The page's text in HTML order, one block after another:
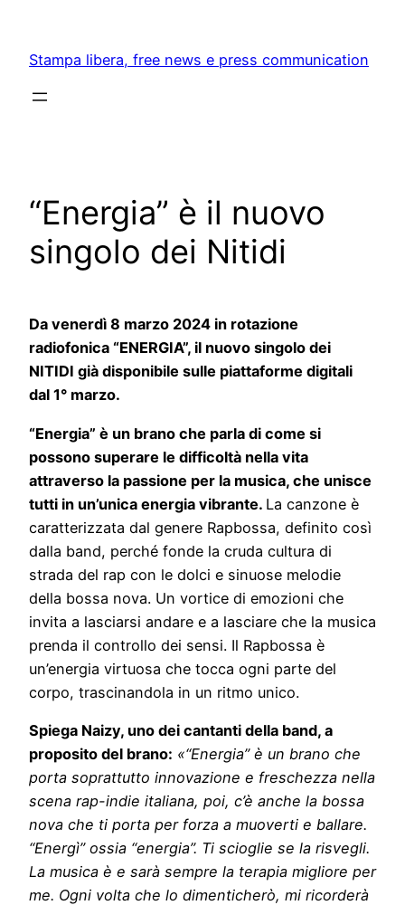
content
Stampa libera, free news e press communication
“Energia” è il nuovo
singolo dei Nitidi
Da venerdì 8 marzo 2024 in rotazione
radiofonica “ENERGIA”, il nuovo singolo dei
NITIDI già disponibile sulle piattaforme digitali
dal 1° marzo.
“Energia” è un brano che parla di come si
possono superare le difficoltà nella vita
attraverso la passione per la musica, che unisce
tutti in un’unica energia vibrante. La canzone è
caratterizzata dal genere Rapbossa, definito così
dalla band, perché fonde la cruda cultura di
strada del rap con le dolci e sinuose melodie
della bossa nova. Un vortice di emozioni che
invita a lasciarsi andare e a lasciare che la musica
prenda il controllo dei sensi. Il Rapbossa è
un’energia virtuosa che tocca ogni parte del
corpo, trascinandola in un ritmo unico.
Spiega Naizy, uno dei cantanti della band, a
proposito del brano: «“Energia” è un brano che
porta soprattutto innovazione e freschezza nella
scena rap-indie italiana, poi, c’è anche la bossa
nova che ti porta per forza a muoverti e ballare.
“Energì” ossia “energia”. Ti scioglie se la risvegli.
La musica è e sarà sempre la terapia migliore per
me. Ogni volta che lo dimenticherò, mi ricorderà